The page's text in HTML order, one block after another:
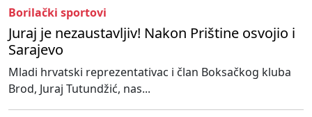
Borilački sportovi
Juraj je nezaustavljiv! Nakon Prištine osvojio i
Sarajevo
Mladi hrvatski reprezentativac i član Boksačkog kluba
Brod, Juraj Tutundžić, nas...